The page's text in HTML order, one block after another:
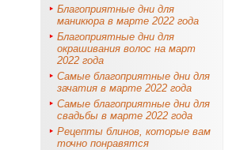
Благоприятные дни для
маникюра в марте 2022 года
Благоприятные дни для
окрашивания волос на март
2022 года
Самые благоприятные дни для
зачатия в марте 2022 года
Самые благоприятные дни для
свадьбы в марте 2022 года
Рецепты блинов, которые вам
точно понравятся